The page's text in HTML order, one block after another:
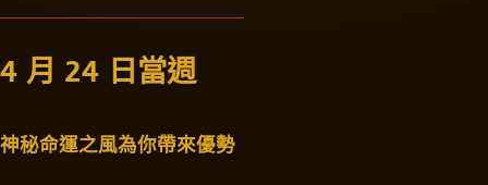
4 月 24 日當週
神秘命運之風為你帶來優勢